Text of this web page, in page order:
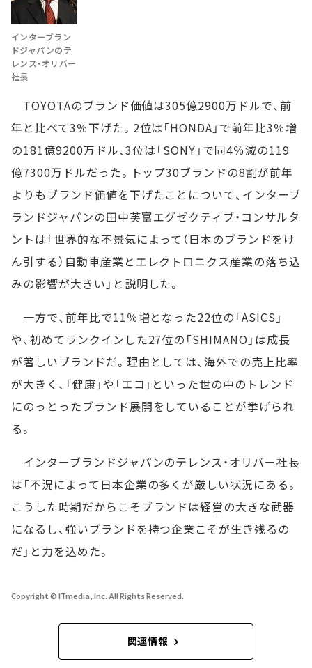
インターブラン
ドジャパンのテ
レンス・オリバー
社長
TOYOTAのブランド価値は305億2900万ドルで、前
年と比べて3％下げた。2位は「HONDA」で前年比3％増
の181億9200万ドル、3位は「SONY」で同4％減の119
億7300万ドルだった。トップ30ブランドの8割が前年
よりもブランド価値を下げたことについて、インターブ
ランドジャパンの田中英富エグゼクティブ・コンサルタ
ントは「世界的な不景気によって（日本のブランドをけ
ん引する）自動車産業とエレクトロニクス産業の落ち込
みの影響が大きい」と説明した。
一方で、前年比で11％増となった22位の「ASICS」
や、初めてランクインした27位の「SHIMANO」は成長
が著しいブランドだ。理由としては、海外での売上比率
が大きく、「健康」や「エコ」といった世の中のトレンド
にのっとったブランド展開をしていることが挙げられ
る。
インターブランドジャパンのテレンス・オリバー社長
は「不況によって日本企業の多くが厳しい状況にある。
こうした時期だからこそブランドは経営の大きな武器
になるし、強いブランドを持つ企業こそが生き残るの
だ」と力を込めた。
Copyright © ITmedia, Inc. All Rights Reserved.
関連情報